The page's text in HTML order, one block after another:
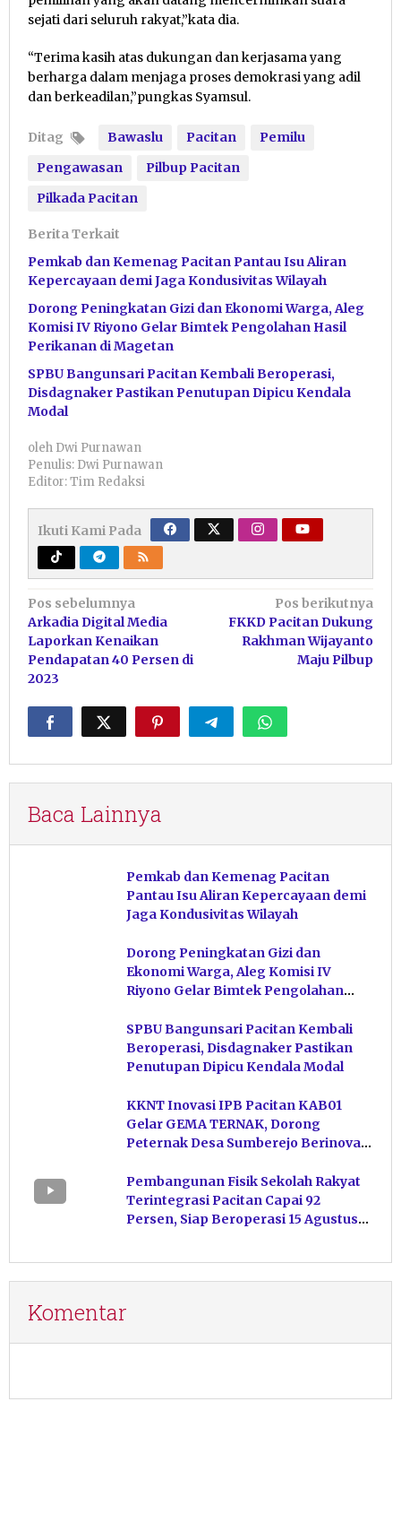
sejati dari seluruh rakyat,”kata dia.
“Terima kasih atas dukungan dan kerjasama yang
berharga dalam menjaga proses demokrasi yang adil
dan berkeadilan,”pungkas Syamsul.
Ditag Bawaslu Pacitan
Pemilu
Pengawasan
Pilbup Pacitan
Pilkada Pacitan
Berita Terkait
Pemkab dan Kemenag Pacitan Pantau Isu Aliran
Kepercayaan demi Jaga Kondusivitas Wilayah
Dorong Peningkatan Gizi dan Ekonomi Warga, Aleg
Komisi IV Riyono Gelar Bimtek Pengolahan Hasil
Perikanan di Magetan
SPBU Bangunsari Pacitan Kembali Beroperasi,
Disdagnaker Pastikan Penutupan Dipicu Kendala
Modal
oleh Dwi Purnawan
Penulis: Dwi Purnawan
Editor: Tim Redaksi
Ikuti Kami Pada
Navigasi
pos
Pos sebelumnya
Arkadia Digital Media
Laporkan Kenaikan
Pendapatan 40 Persen di
2023
Pos berikutnya
FKKD Pacitan Dukung
Rakhman Wijayanto
Maju Pilbup
Baca Lainnya
Pemkab dan Kemenag Pacitan
Pantau Isu Aliran Kepercayaan demi
Jaga Kondusivitas Wilayah
Dorong Peningkatan Gizi dan
Ekonomi Warga, Aleg Komisi IV
Riyono Gelar Bimtek Pengolahan
SPBU Bangunsari Pacitan Kembali
Beroperasi, Disdagnaker Pastikan
Penutupan Dipicu Kendala Modal
KKNT Inovasi IPB Pacitan KAB01
Gelar GEMA TERNAK, Dorong
Peternak Desa Sumberejo Berinovasi
Pembangunan Fisik Sekolah Rakyat
Terintegrasi Pacitan Capai 92
Persen, Siap Beroperasi 15 Agustus
Komentar